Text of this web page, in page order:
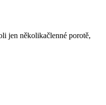
jen několikačlenné porotě,